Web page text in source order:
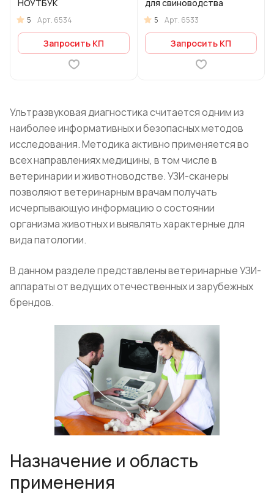
НОУТБУК
5 Арт. 6534
Запросить КП
для свиноводства
5 Арт. 6533
Запросить КП
Ультразвуковая диагностика считается одним из
наиболее информативных и безопасных методов
исследования. Методика активно применяется во
всех направлениях медицины, в том числе в
ветеринарии и животноводстве. УЗИ-сканеры
позволяют ветеринарным врачам получать
исчерпывающую информацию о состоянии
организма животных и выявлять характерные для
вида патологии.
В данном разделе представлены ветеринарные УЗИ-
аппараты от ведущих отечественных и зарубежных
брендов.
Назначение и область
применения